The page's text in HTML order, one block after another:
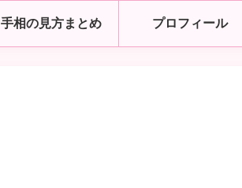
手相の見方まとめ プロフィール